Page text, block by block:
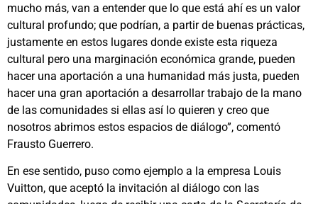
mucho más, van a entender que lo que está ahí es un valor
cultural profundo; que podrían, a partir de buenas prácticas,
justamente en estos lugares donde existe esta riqueza
cultural pero una marginación económica grande, pueden
hacer una aportación a una humanidad más justa, pueden
hacer una gran aportación a desarrollar trabajo de la mano
de las comunidades si ellas así lo quieren y creo que
nosotros abrimos estos espacios de diálogo”, comentó
Frausto Guerrero.
En ese sentido, puso como ejemplo a la empresa Louis
Vuitton, que aceptó la invitación al diálogo con las